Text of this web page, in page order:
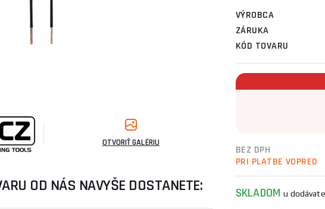
OTVORIŤ GALÉRIU
OD NÁS NAVYŠE DOSTANETE:
VÝROBCA
ZÁRUKA
KÓD TOVARU
BEZ DPH
PRI PLATBE VOPRED
SKLADOMu